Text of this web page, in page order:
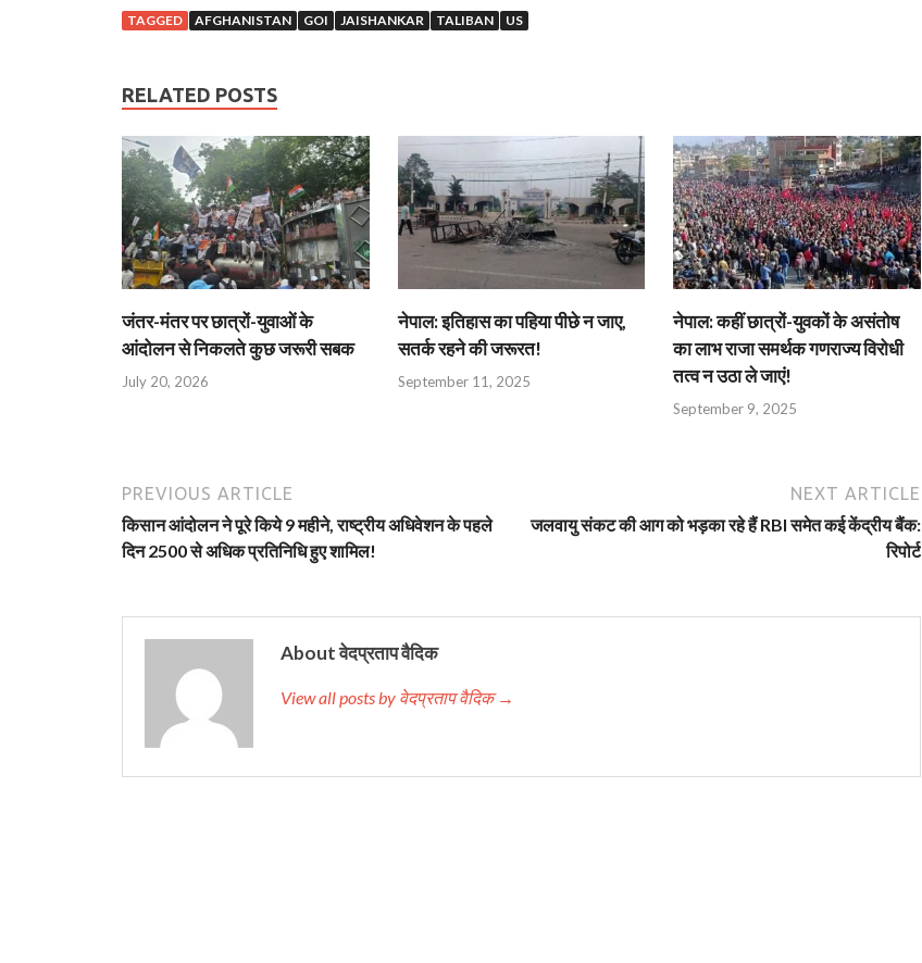
TAGGED AFGHANISTAN GOI JAISHANKAR TALIBAN US
RELATED POSTS
जंतर-मंतर पर छात्रों-युवाओं के
आंदोलन से निकलते कुछ जरूरी सबक
July 20, 2026
नेपाल: इतिहास का पहिया पीछे न जाए,
सतर्क रहने की जरूरत!
September 11, 2025
नेपाल: कहीं छात्रों-युवकों के असंतोष
का लाभ राजा समर्थक गणराज्य विरोधी
तत्व न उठा ले जाएं!
September 9, 2025
PREVIOUS ARTICLE
किसान आंदोलन ने पूरे किये 9 महीने, राष्ट्रीय अधिवेशन के पहले
दिन 2500 से अधिक प्रतिनिधि हुए शामिल!
NEXT ARTICLE
जलवायु संकट की आग को भड़का रहे हैं RBI समेत कई केंद्रीय बैंक:
रिपोर्ट
About वेदप्रताप वैदिक
View all posts by वेदप्रताप वैदिक →